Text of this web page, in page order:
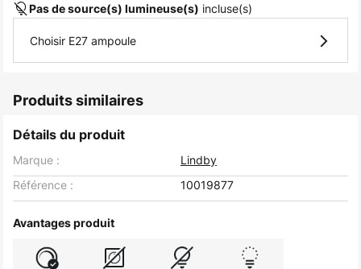
Pas de source(s) lumineuse(s) incluse(s)
Choisir E27 ampoule
Produits similaires
Détails du produit
Marque :
Lindby
Référence :
10019877
Avantages produit